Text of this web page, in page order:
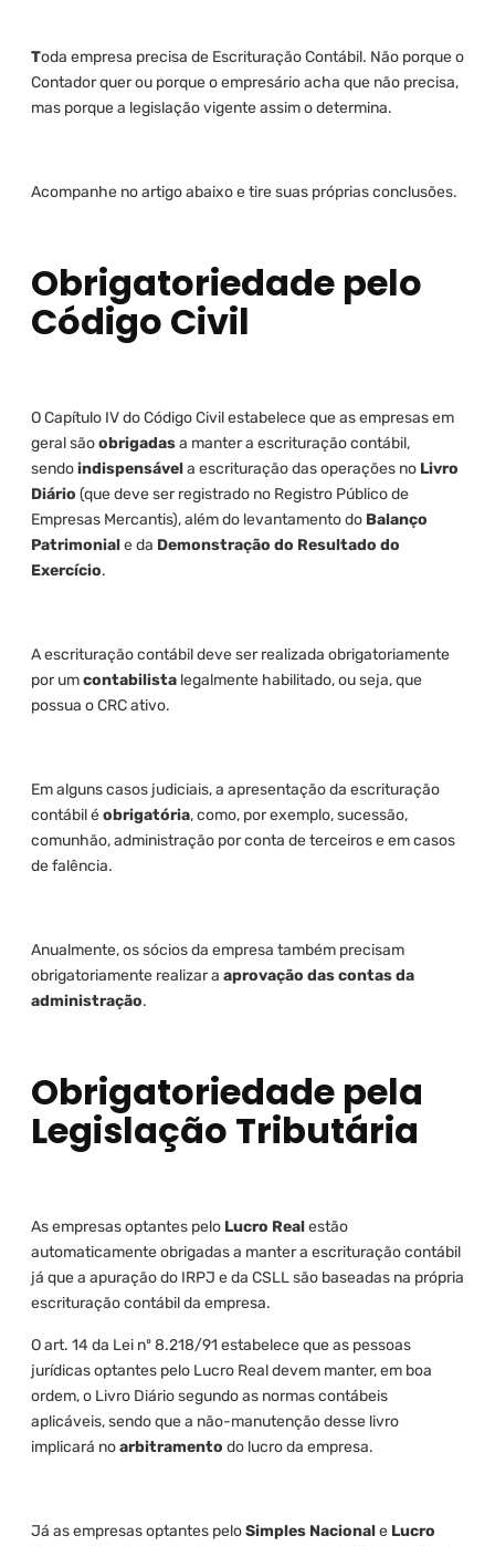
Toda empresa precisa de Escrituração Contábil. Não porque o
Contador quer ou porque o empresário acha que não precisa,
mas porque a legislação vigente assim o determina.
Acompanhe no artigo abaixo e tire suas próprias conclusões.
Obrigatoriedade pelo
Código Civil
O Capítulo IV do Código Civil estabelece que as empresas em
geral sãoobrigadasa manter a escrituração contábil,
sendoindispensávela escrituração das operações no Livro
Diário (que deve ser registrado no Registro Público de
Empresas Mercantis), além do levantamento do Balanço
Patrimoniale da Demonstração do Resultado do
Exercício.
A escrituração contábil deve ser realizada obrigatoriamente
por umcontabilista legalmente habilitado, ou seja, que
possua o CRC ativo.
Em alguns casos judiciais, a apresentação da escrituração
contábil éobrigatória, como, por exemplo, sucessão,
comunhão, administração por conta de terceiros e em casos
de falência.
Anualmente, os sócios da empresa também precisam
obrigatoriamente realizar a aprovação das contas da
administração.
Obrigatoriedade pela
Legislação Tributária
As empresas optantes pelo Lucro Realestão
automaticamente obrigadas a manter a escrituração contábil
já que a apuração do IRPJ e da CSLL são baseadas na própria
escrituração contábil da empresa.
O art. 14 da Lei nº 8.218/91 estabelece que as pessoas
jurídicas optantes pelo Lucro Real devem manter, em boa
ordem, o Livro Diário segundo as normas contábeis
aplicáveis, sendo que a não-manutenção desse livro
implicará noarbitramento do lucro da empresa.
Já as empresas optantes peloSimples Nacionale Lucro